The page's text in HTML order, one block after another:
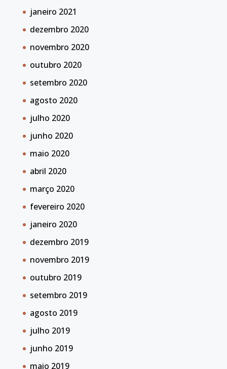
janeiro 2021
dezembro 2020
novembro 2020
outubro 2020
setembro 2020
agosto 2020
julho 2020
junho 2020
maio 2020
abril 2020
março 2020
fevereiro 2020
janeiro 2020
dezembro 2019
novembro 2019
outubro 2019
setembro 2019
agosto 2019
julho 2019
junho 2019
maio 2019